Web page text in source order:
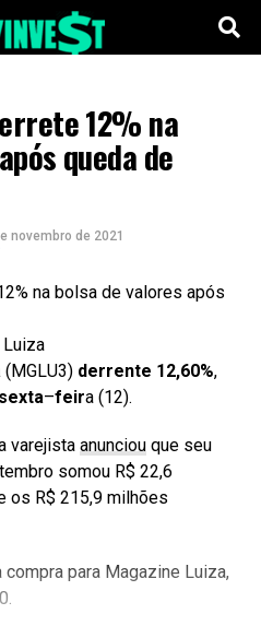
12% na
queda de
novembro de 2021
(MGLU3) derrente 12,60%,
–feira (12).
varejista anunciouque seu
somou R$ 22,6
os R$ 215,9 milhões
para Magazine Luiza,